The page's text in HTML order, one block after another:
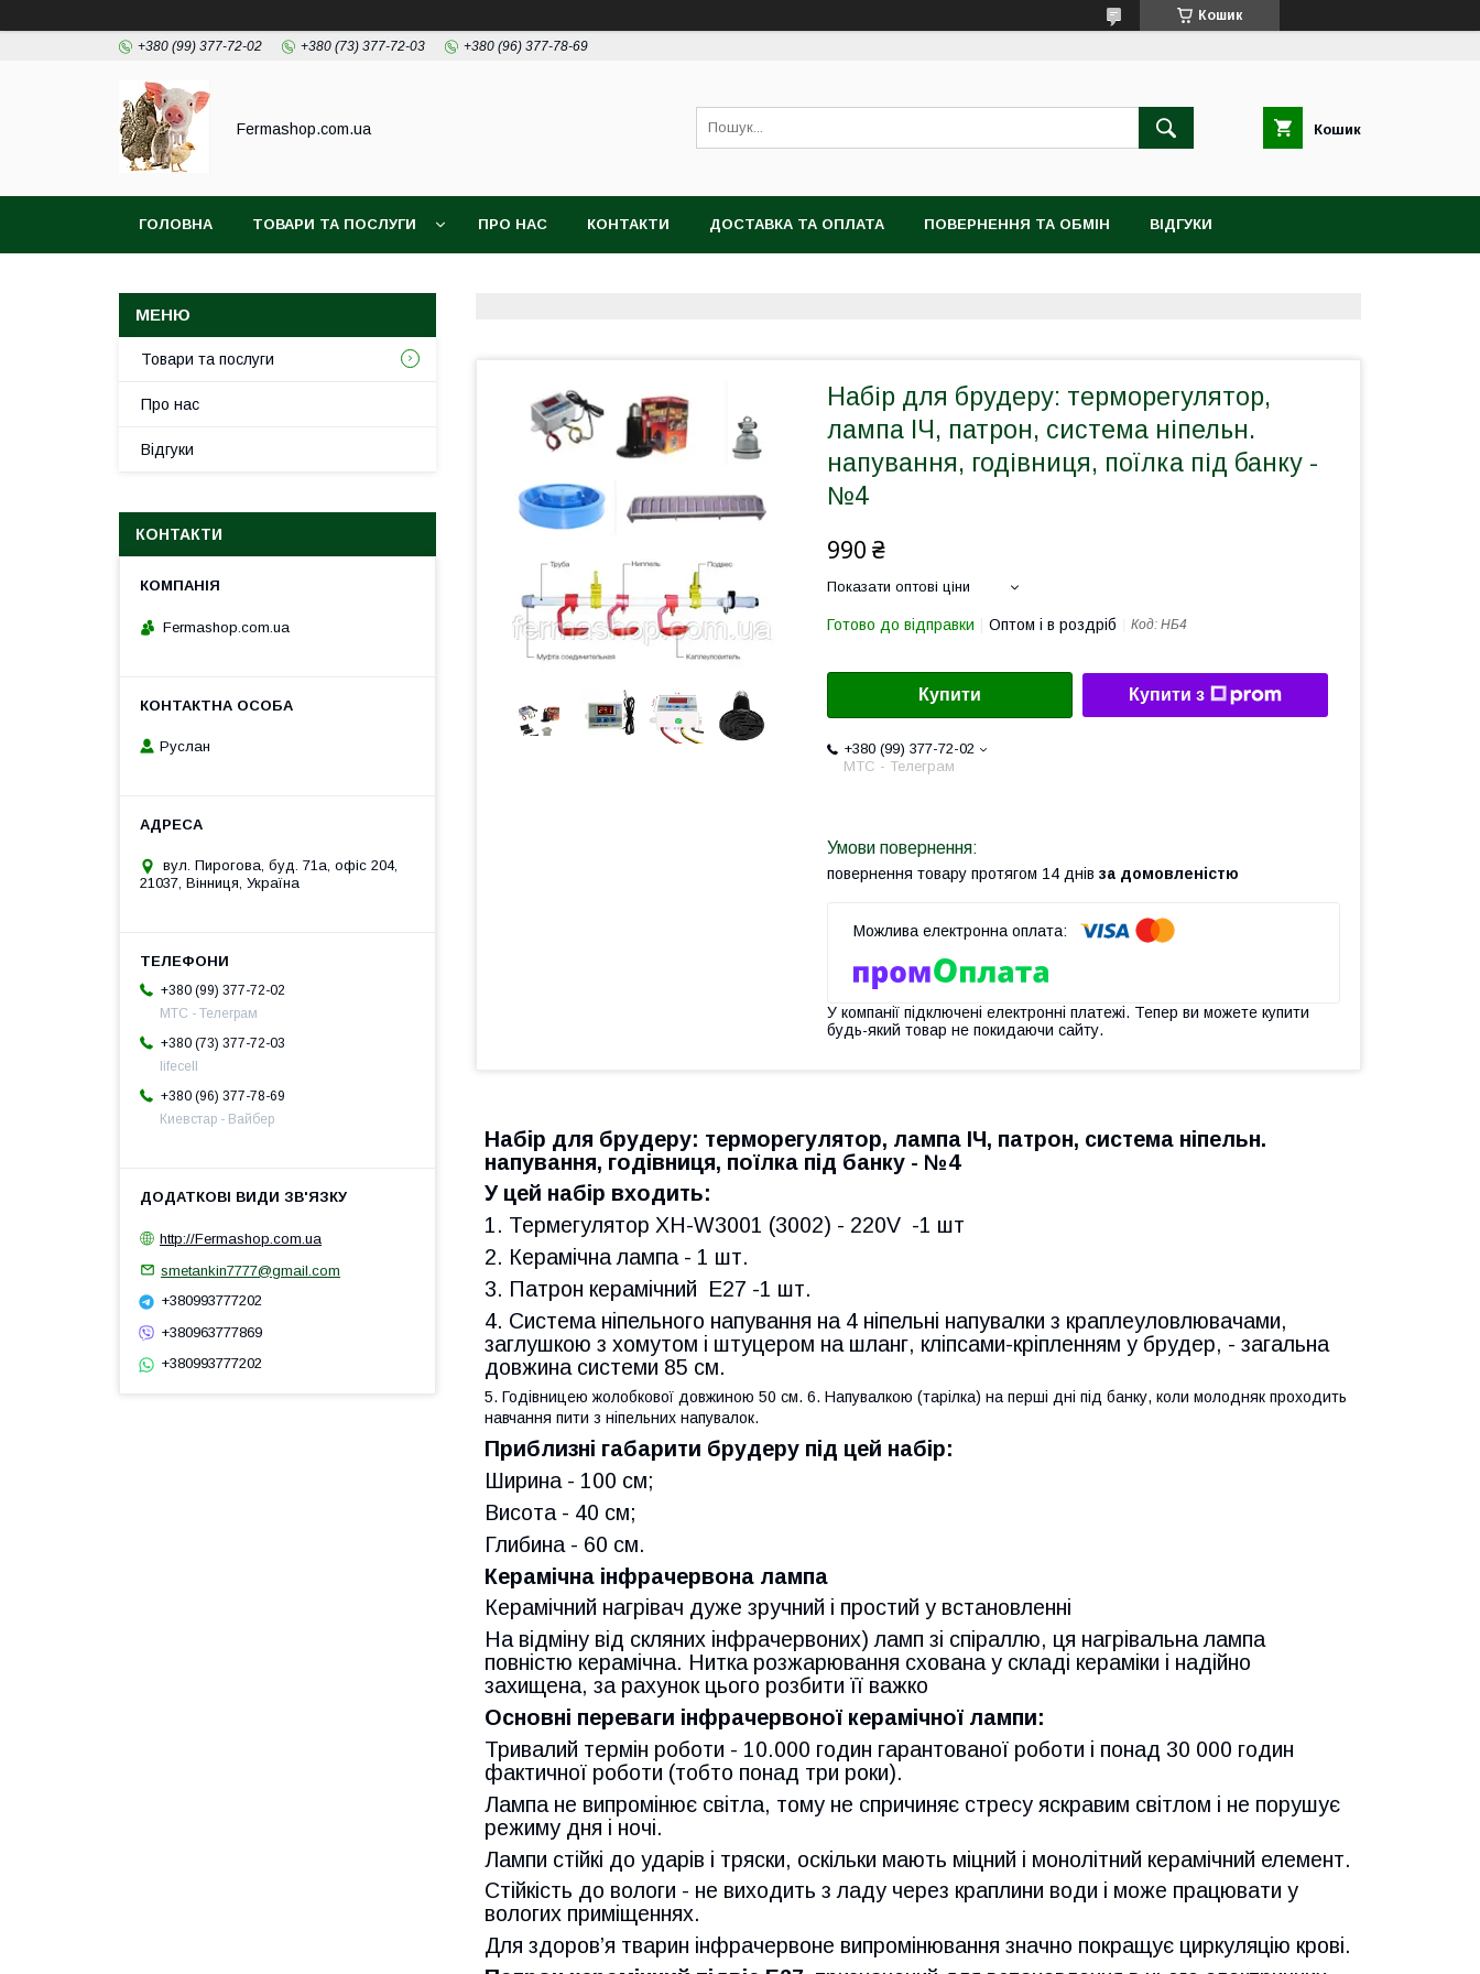
Кошик
+380 (99) 377-72-02 +380 (73) 377-72-03 +380 (96) 377-78-69
Fermashop.com.ua Кошик
ГОЛОВНА ТОВАРИ ТА ПОСЛУГИ ПРО НАС КОНТАКТИ ДОСТАВКА ТА ОПЛАТА ПОВЕРНЕННЯ ТА ОБМІН ВІДГУКИ
Набір для брудеру: терморегулятор,
лампа ІЧ, патрон, система ніпельн.
напування, годівниця, поїлка під банку -
№4
990 ₴
Показати оптові ціни
Готово до відправки Оптом і в роздріб Код: НБ4
Купити Купити з
+380 (99) 377-72-02
МТС - Телеграм
повернення товару протягом 14 днів за домовленістю
У компанії підключені електронні платежі. Тепер ви можете купити
будь-який товар не покидаючи сайту.
Набір для брудеру: терморегулятор, лампа ІЧ, патрон, система ніпельн.
напування, годівниця, поїлка під банку - №4
У цей набір входить:
1. Термегулятор XH-W3001 (3002) - 220V -1 шт
2. Керамічна лампа - 1 шт.
3. Патрон керамічний E27 -1 шт.
4. Система ніпельного напування на 4 ніпельні напувалки з краплеуловлювачами,
заглушкою з хомутом і штуцером на шланг, кліпсами-кріпленням у брудер, - загальна
довжина системи 85 см.
5. Годівницею жолобкової довжиною 50 см. 6. Напувалкою (тарілка) на перші дні під банку, коли молодняк проходить
навчання пити з ніпельних напувалок.
Приблизні габарити брудеру під цей набір:
Ширина - 100 см;
Висота - 40 см;
Глибина - 60 см.
Керамічна інфрачервона лампа
Керамічний нагрівач дуже зручний і простий у встановленні
На відміну від скляних інфрачервоних) ламп зі спіраллю, ця нагрівальна лампа
повністю керамічна. Нитка розжарювання схована у складі кераміки і надійно
захищена, за рахунок цього розбити її важко
Основні переваги інфрачервоної керамічної лампи:
Тривалий термін роботи - 10.000 годин гарантованої роботи і понад 30 000 годин
фактичної роботи (тобто понад три роки).
Лампа не випромінює світла, тому не спричиняє стресу яскравим світлом і не порушує
режиму дня і ночі.
Лампи стійкі до ударів і тряски, оскільки мають міцний і монолітний керамічний елемент.
Стійкість до вологи - не виходить з ладу через краплини води і може працювати у
вологих приміщеннях.
Для здоров’я тварин інфрачервоне випромінювання значно покращує циркуляцію крові.
Товари та послуги
Про нас
Відгуки
КОНТАКТИ
Fermashop.com.ua
Руслан
вул. Пирогова, буд. 71а, офіс 204,
21037, Вінниця, Україна
+380 (99) 377-72-02
МТС - Телеграм
+380 (73) 377-72-03
lifecell
+380 (96) 377-78-69
Киевстар - Вайбер
http://Fermashop.com.ua
smetankin7777@gmail.com
+380993777202
+380963777869
+380993777202